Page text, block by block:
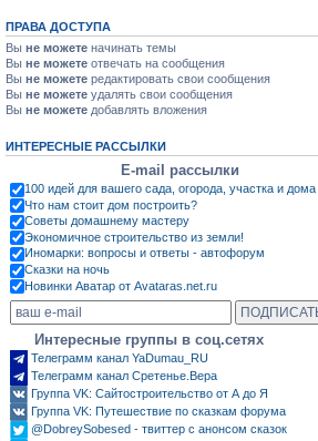
ПРАВА ДОСТУПА
Вы не можете начинать темы
Вы не можете отвечать на сообщения
Вы не можете редактировать свои сообщения
Вы не можете удалять свои сообщения
Вы не можете добавлять вложения
ИНТЕРЕСНЫЕ РАССЫЛКИ
E-mail рассылки
100 идей для вашего сада, огорода, участка и дома
Что нам стоит дом построить?
Советы домашнему мастеру
Экономичное строительство из земли!
Иномарки: вопросы и ответы - автофорум
Сказки на ночь
Новинки Аватар от Avataras.net.ru
Интересные группы в соц.сетях
Телеграмм канал YaDumau_RU
Телеграмм канал Сретенье.Вера
Группа VK: Сайтостроительство от А до Я
Группа VK: Путешествие по сказкам форума
@DobreySobesed - твиттер с анонсом сказок